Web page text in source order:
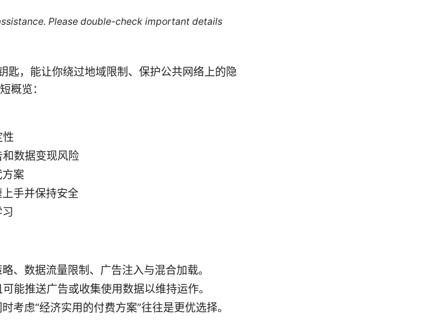
Please double-check important details
，能让你绕过地域限制、保护公共网络上的隐
概览：
性
数据变现风险
案
手并保持安全
、数据流量限制、广告注入与混合加载。
能推送广告或收集使用数据以维持运作。
考虑“经济实用的付费方案”往往是更优选择。